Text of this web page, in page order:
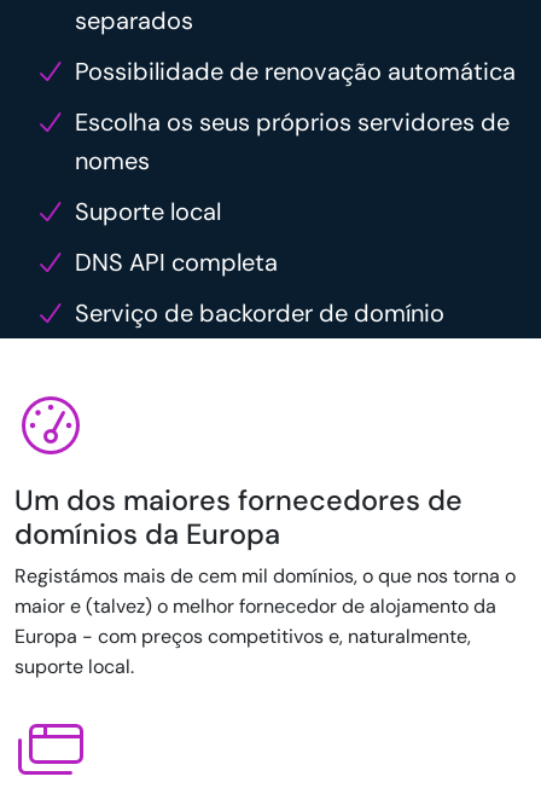
separados
Possibilidade de renovação automática
Escolha os seus próprios servidores de
nomes
Suporte local
DNS API completa
Serviço de backorder de domínio
Um dos maiores fornecedores de
domínios da Europa
Registámos mais de cem mil domínios, o que nos torna o
maior e (talvez) o melhor fornecedor de alojamento da
Europa - com preços competitivos e, naturalmente,
suporte local.